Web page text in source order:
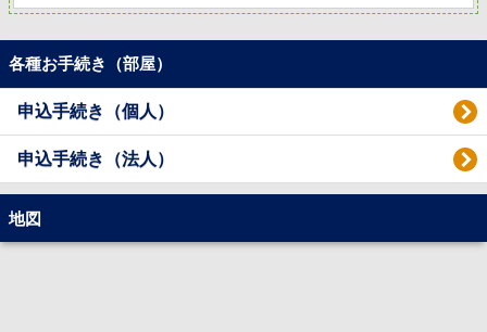
各種お手続き（部屋）
申込手続き（個人）
申込手続き（法人）
地図